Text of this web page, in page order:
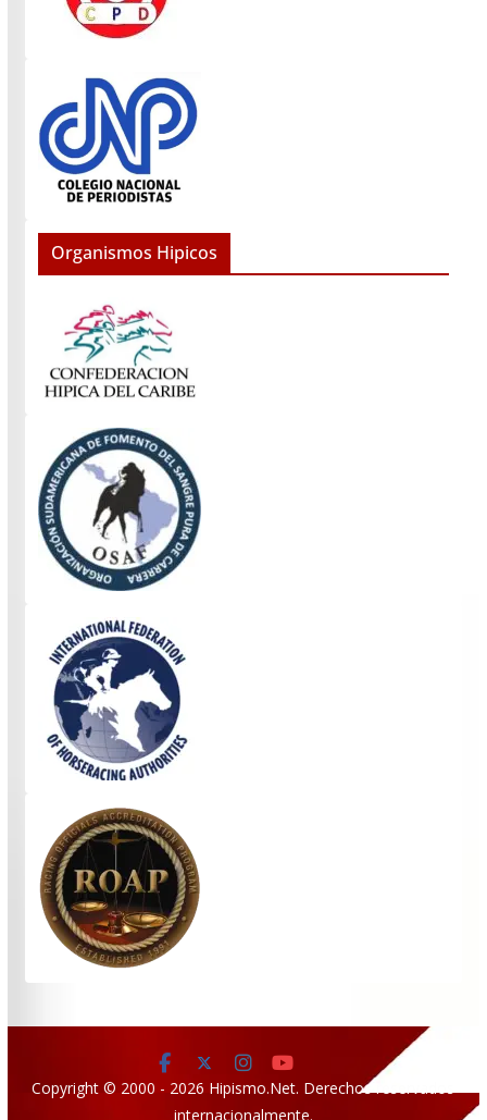
Organismos Hipicos
Copyright © 2000 - 2026 Hipismo.Net. Derechos reservados
internacionalmente.